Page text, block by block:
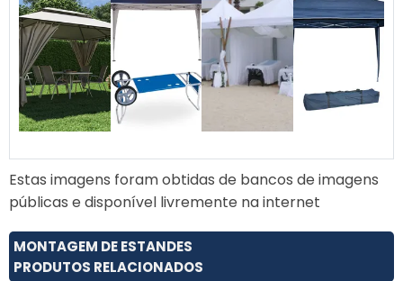
acessíveis sem comprometer a estética.
Quais são as tendências em stands
para feiras?
As tendências atuais em stands incluem o uso
experiências imersivas para atrair e engajar o
público.
Estas imagens foram obtidas de bancos de imagens
públicas e disponível livremente na internet
MONTAGEM DE ESTANDES
PRODUTOS RELACIONADOS